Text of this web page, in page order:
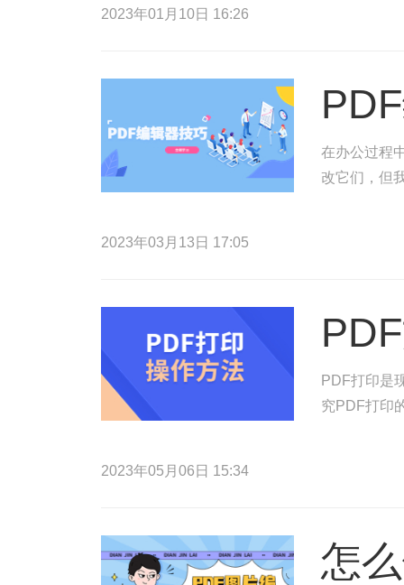
2023年01月10日 16:26
在办公过程
改它们，但
2023年03月13日 17:05
PDF打印是
究PDF打印
2023年05月06日 15:34
怎